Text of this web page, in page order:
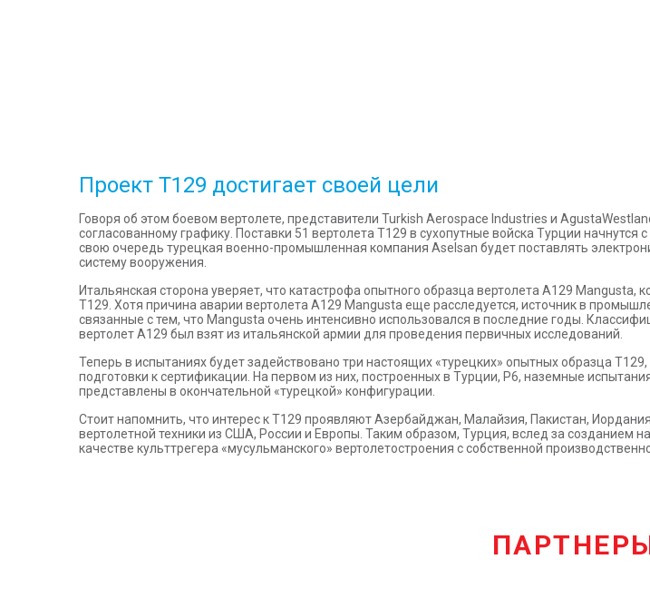
Проект T129 достигает своей цели
Говоря об этом боевом вертолете, представители Turkish Aerospace Industries и
согласованному графику. Поставки 51 вертолета T129 в сухопутные войска Турции
свою очередь турецкая военно-промышленная компания Aselsan будет поставлять
систему вооружения.
Итальянская сторона уверяет, что катастрофа опытного образца вертолета A129
T129. Хотя причина аварии вертолета A129 Mangusta еще расследуется, источник в
связанные с тем, что Mangusta очень интенсивно использовался в последние годы.
вертолет A129 был взят из итальянской армии для проведения первичных исследований.
Теперь в испытаниях будет задействовано три настоящих «турецких» опытных образца
подготовки к сертификации. На первом из них, построенных в Турции, P6, наземные
представлены в окончательной «турецкой» конфигурации.
Стоит напомнить, что интерес к T129 проявляют Азербайджан, Малайзия, Пакистан,
вертолетной техники из США, России и Европы. Таким образом, Турция, вслед за созданием
качестве культтрегера «мусульманского» вертолетостроения с собственной